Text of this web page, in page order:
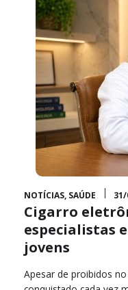
NOTÍCIAS, SAÚDE
Cigarro
especialistas
jovens
Apesar de proibidos